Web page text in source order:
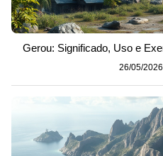
Gerou: Significado, Uso e
26/05/